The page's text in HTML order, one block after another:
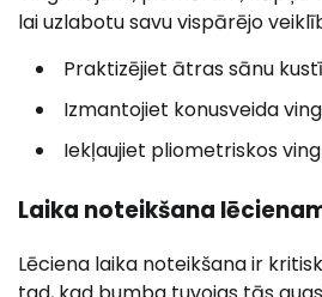
lai uzlabotu savu vispārējo
Praktizējiet ātras sānu
Izmantojiet konusveida
Iekļaujiet pliometriskos
Laika noteikšana
Lēciena laika noteikšana ir